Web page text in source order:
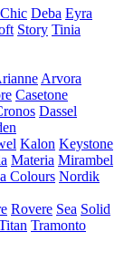
Chic Deba Eyra
Story Tinia
Arvora
Casetone
Dassel
Kalon Keystone
Materia Mirambel
Colours Nordik
Rovere Sea Solid
Tramonto